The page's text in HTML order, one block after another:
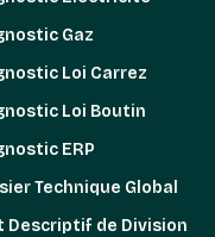
Gaz
Loi Carrez
Loi Boutin
ERP
Technique Global
Descriptif de Division